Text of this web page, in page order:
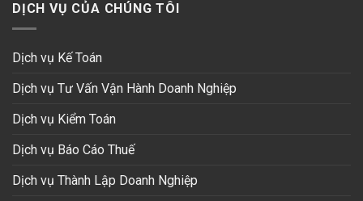
DỊCH VỤ CỦA CHÚNG TÔI
Dịch vụ Kế Toán
Dịch vụ Tư Vấn Vận Hành Doanh Nghiệp
Dịch vụ Kiểm Toán
Dịch vụ Báo Cáo Thuế
Dịch vụ Thành Lập Doanh Nghiệp